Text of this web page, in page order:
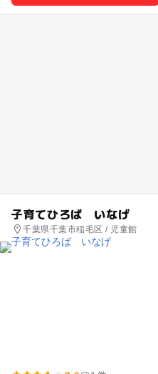
子育てひろば いなげ
千葉県千葉市稲毛区 / 児童館